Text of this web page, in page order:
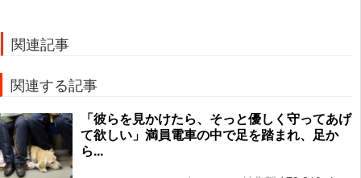
関連記事
関連する記事
「彼らを見かけたら、そっと優しく守ってあげ
て欲しい」満員電車の中で足を踏まれ、足か
ら...